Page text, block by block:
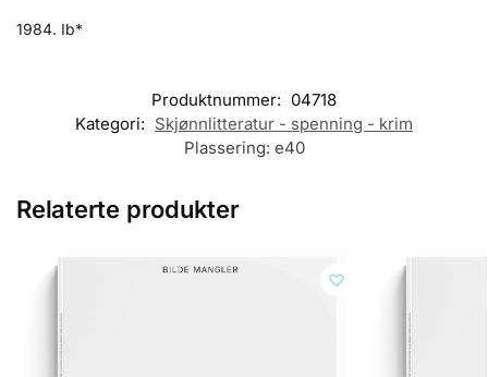
1984. Ib*
Produktnummer: 04718
Kategori: Skjønnlitteratur - spenning - krim
Plassering: e40
Relaterte produkter